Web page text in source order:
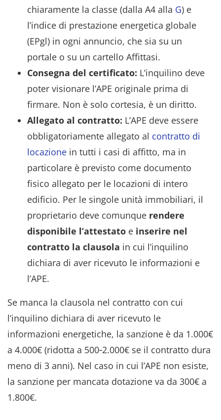
chiaramente la classe (dalla A4 alla G) e
l’indice di prestazione energetica globale
(EPgl) in ogni annuncio, che sia su un
portale o su un cartello Affittasi.
Consegna del certificato: L’inquilino deve
poter visionare l’APE originale prima di
firmare. Non è solo cortesia, è un diritto.
Allegato al contratto: L’APE deve essere
obbligatoriamente allegato al contratto di
locazione in tutti i casi di affitto, ma in
particolare è previsto come documento
fisico allegato per le locazioni di intero
edificio. Per le singole unità immobiliari, il
proprietario deve comunque rendere
disponibile l’attestato e inserire nel
contratto la clausola in cui l’inquilino
dichiara di aver ricevuto le informazioni e
l’APE.
Se manca la clausola nel contratto con cui
l’inquilino dichiara di aver ricevuto le
informazioni energetiche, la sanzione è da 1.000€
a 4.000€ (ridotta a 500‑2.000€ se il contratto dura
meno di 3 anni). Nel caso in cui l’APE non esiste,
la sanzione per mancata dotazione va da 300€ a
1.800€.